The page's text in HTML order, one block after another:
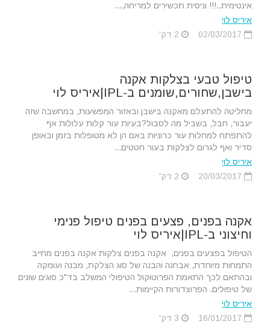
אינטימית..!!! וניסית תכשירים למריחה,...
איריס לוי
טיפול טבעי בצלקות אקנה
בישבן,שחורים,שומנים ב-IPL|איריס לוי
מחליטה להתעלם מאקנה בישבן ובאזור המפשעות, במחשבה שזה
יעבור, חבל, בשביל מה לסבול?בעיות עור קלות עלולות אף
להתפתח למחלות עור כרוניות באם הן לא מטופלות בזמן ובאופן
סדיר ואף לגרום לצלקות בעור חטטים...
איריס לוי
אקנה בפנים, פצעים בפנים טיפול פנימי
וחיצוני ב-IPL|איריס לוי
הטיפול בפצעים בפנים, אקנה בפנים צלקות אקנה בפנים מחייב
התמחות מיוחדת, אבחנה והבנה של סוג הצלקת, מבנה ועומקה
ובהתאם לכך התאמת הפרוטוקול הטיפולי המשלב בד"כ סוגים שונים
של טיפולים. הפרוצדורות הקיימות...
איריס לוי